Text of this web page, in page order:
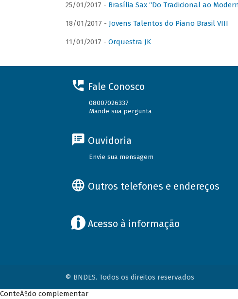
25/01/2017 - Brasília Sax “Do Tradicional ao
18/01/2017 - Jovens Talentos do Piano Brasil VIII
11/01/2017 - Orquestra JK
Fale Conosco
08007026337
Mande sua pergunta
Ouvidoria
Envie sua mensagem
Outros telefones e endereços
Acesso à informação
© BNDES. Todos os direitos reservados
ConteÃºdo complementar